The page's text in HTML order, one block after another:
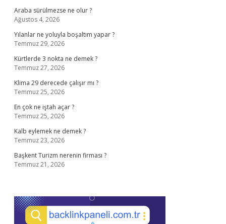
Araba sürülmezse ne olur ?
Ağustos 4, 2026
Yılanlar ne yoluyla boşaltım yapar ?
Temmuz 29, 2026
Kürtlerde 3 nokta ne demek ?
Temmuz 27, 2026
Klima 29 derecede çalışır mı ?
Temmuz 25, 2026
En çok ne iştah açar ?
Temmuz 25, 2026
Kalb eylemek ne demek ?
Temmuz 23, 2026
Başkent Turizm nerenin firması ?
Temmuz 21, 2026